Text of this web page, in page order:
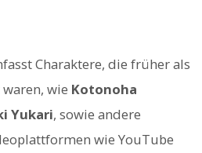
Charaktere, die früher als
wie Kotonoha
Yukari, sowie andere
wie YouTube